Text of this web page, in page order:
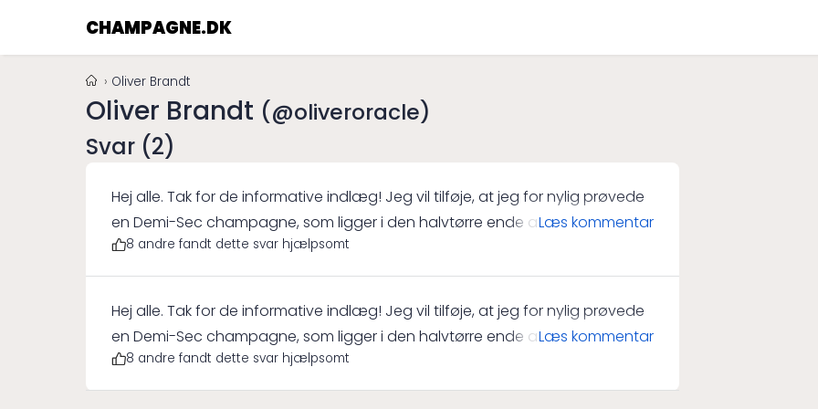
CHAMPAGNE.DK
Oliver Brandt
Oliver Brandt (@oliveroracle)
Svar (2)
Hej alle. Tak for de informative indlæg! Jeg vil tilføje, at jeg for nylig prøvede
en Demi-Sec champagne, som ligger i den halvtørre ende af spektret, ved
en forretningsmiddag. Det var en interessant oplevelse, smagen var lidt
sødere end Brut, men stadig med en fin balance. Jeg synes personligt at
nogle gange kan være lidt for skarp. Sara, jeg kan helt klart relaterer til din
oplevelse med Brut champagne ved bryllupper. Jeg husker også tydeligt
Læs kommentar
8 andre fandt dette svar hjælpsomt
Hej alle. Tak for de informative indlæg! Jeg vil tilføje, at jeg for nylig prøvede
en Demi-Sec champagne, som ligger i den halvtørre ende af spektret, ved
en forretningsmiddag. Det var en interessant oplevelse, smagen var lidt
sødere end Brut, men stadig med en fin balance. Jeg synes personligt at
Læs kommentar
8 andre fandt dette svar hjælpsomt